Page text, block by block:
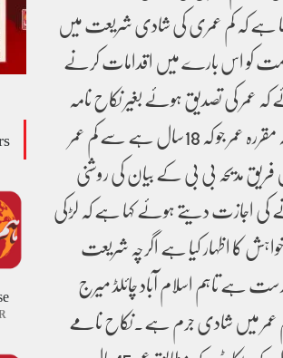
ہے کہ کم عمری کی شادی شریعت میں
کو اس بارے میں اقدامات کرنے
عمر کی تصدیق ہوئے بغیر نکاح نامہ
جاری نہ ہوسکے‘ نکاح رجسٹراروں کو پابند کیا جائے کہ مقررہ عمر جو کہ 18سال ہے سے کم عمر
مدیحہ بی بی کے بیان کی روشنی
اجازت دیتے ہوئے کہا ہے کہ لڑکی
کا اظہار کیا ہے اگرچہ شریعت
تاہم اسلام آباد چائلڈ میرج
تحت 18سال سے کم عمر میں شادی جرم ہے۔نکاح نامے